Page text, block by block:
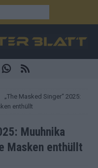
„The Masked Singer“ 2025:
enthüllt
Muuhnika
Masken enthüllt